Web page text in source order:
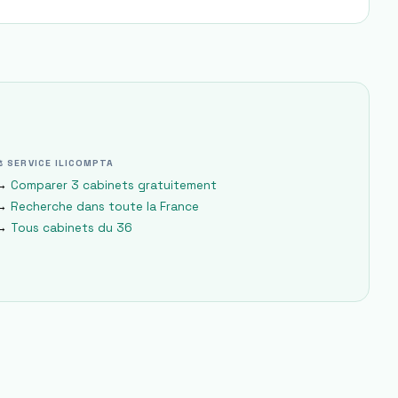
SERVICE ILICOMPTA
Comparer 3 cabinets gratuitement
Recherche dans toute la France
Tous cabinets du 36